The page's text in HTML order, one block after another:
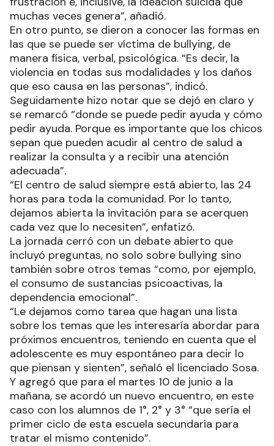
muchas veces genera”, añadió.
En otro punto, se dieron a conocer las formas en
las que se puede ser víctima de bullying, de
manera física, verbal, psicológica. “Es decir, la
violencia en todas sus modalidades y los daños
que eso causa en las personas”, indicó.
Seguidamente hizo notar que se dejó en claro y
se remarcó “donde se puede pedir ayuda y cómo
pedir ayuda. Porque es importante que los chicos
sepan que pueden acudir al centro de salud a
realizar la consulta y a recibir una atención
adecuada”.
“El centro de salud siempre está abierto, las 24
horas para toda la comunidad. Por lo tanto,
dejamos abierta la invitación para se acerquen
cada vez que lo necesiten”, enfatizó.
La jornada cerró con un debate abierto que
incluyó preguntas, no solo sobre bullying sino
también sobre otros temas “como, por ejemplo,
el consumo de sustancias psicoactivas, la
dependencia emocional”.
“Le dejamos como tarea que hagan una lista
sobre los temas que les interesaría abordar para
próximos encuentros, teniendo en cuenta que el
adolescente es muy espontáneo para decir lo
que piensan y sienten”, señaló el licenciado Sosa.
Y agregó que para el martes 10 de junio a la
mañana, se acordó un nuevo encuentro, en este
caso con los alumnos de 1°, 2° y 3° “que sería el
primer ciclo de esta escuela secundaria para
tratar el mismo contenido”.